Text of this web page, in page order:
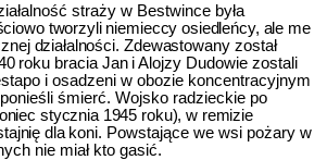
straży w Bestwince była
tworzyli niemieccy osiedleńcy, ale me
działalności. Zdewastowany został
roku bracia Jan i Alojzy Dudowie zostali
i osadzeni w obozie koncentracyjnym
śmierć. Wojsko radzieckie po
stycznia 1945 roku), w remizie
dla koni. Powstające we wsi pożary w
nie miał kto gasić.